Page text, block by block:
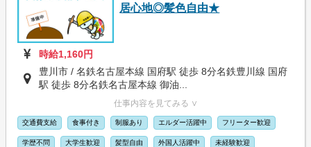
居心地◎髪色自由★
時給1,160円
豊川市 / 名鉄名古屋本線 国府駅 徒歩 8分名鉄豊川線 国府
駅 徒歩 8分名鉄名古屋本線 御油...
仕事内容を見てみる ∨
交通費支給 食事付き 制服あり エルダー活躍中 フリーター歓迎
学歴不問 大学生歓迎 髪型自由 外国人活躍中 未経験歓迎